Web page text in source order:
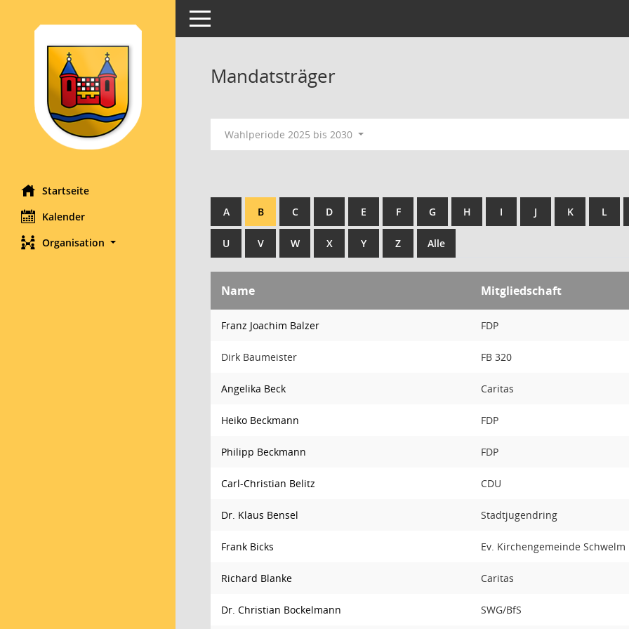
Startseite
Kalender
Organisation
Toggle navigation
Mandatsträger
Wahlperiode 2025 bis 2030
A B C D E F G H I J K L
U V W X Y Z Alle
Name Mitgliedschaft
Franz Joachim Balzer FDP
Dirk Baumeister FB 320
Angelika Beck Caritas
Heiko Beckmann FDP
Philipp Beckmann FDP
Carl-Christian Belitz CDU
Dr. Klaus Bensel Stadtjugendring
Frank Bicks Ev. Kirchengemeinde Schwelm
Richard Blanke Caritas
Dr. Christian Bockelmann SWG/BfS